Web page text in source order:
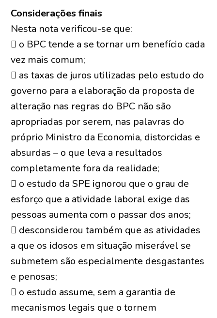
Considerações finais
Nesta nota verificou-se que:
 o BPC tende a se tornar um benefício cada
vez mais comum;
 as taxas de juros utilizadas pelo estudo do
governo para a elaboração da proposta de
alteração nas regras do BPC não são
apropriadas por serem, nas palavras do
próprio Ministro da Economia, distorcidas e
absurdas – o que leva a resultados
completamente fora da realidade;
 o estudo da SPE ignorou que o grau de
esforço que a atividade laboral exige das
pessoas aumenta com o passar dos anos;
 desconsiderou também que as atividades
a que os idosos em situação miserável se
submetem são especialmente desgastantes
e penosas;
 o estudo assume, sem a garantia de
mecanismos legais que o tornem